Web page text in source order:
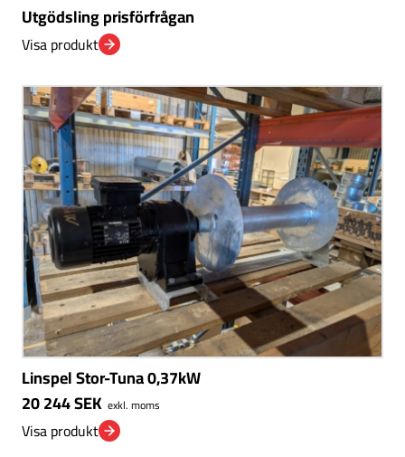
Utgödsling prisförfrågan
Visa produkt
Linspel Stor-Tuna 0,37kW
20 244SEK exkl. moms
Visa produkt